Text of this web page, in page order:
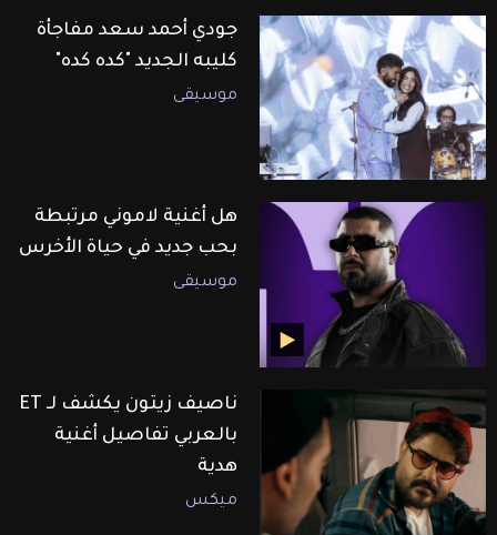
جودي أحمد سعد مفاجأة
كليبه الجديد "كده كده"
موسيقى
هل أغنية لاموني مرتبطة
بحب جديد في حياة الأخرس
موسيقى
ناصيف زيتون يكشف لـ ET
بالعربي تفاصيل أغنية
هدية
ميكس